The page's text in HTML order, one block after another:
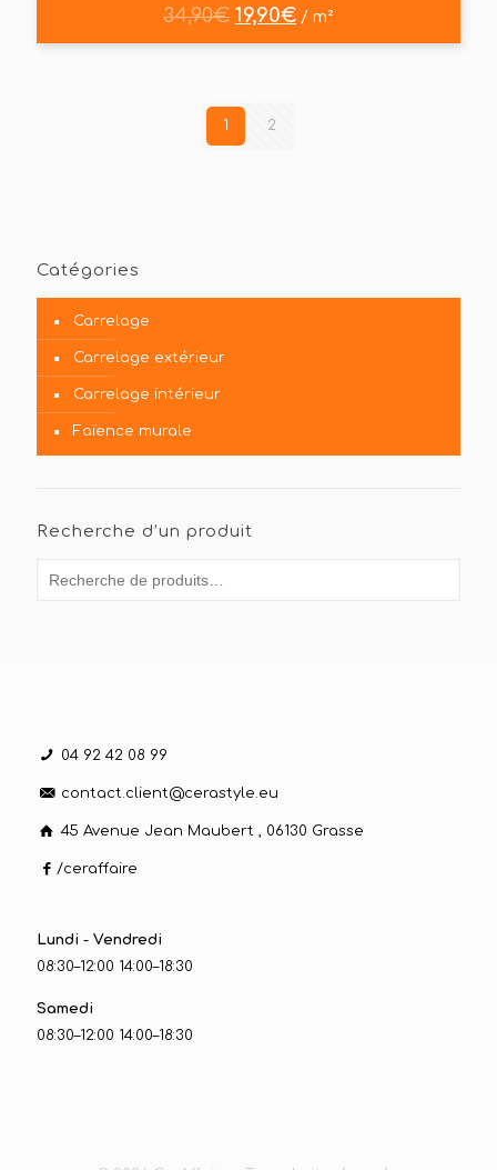
34,90€ 19,90€ / m²
1 2
Catégories
Carrelage
Carrelage extérieur
Carrelage intérieur
Faïence murale
Recherche d’un produit
04 92 42 08 99
contact.client@cerastyle.eu
45 Avenue Jean Maubert , 06130 Grasse
/ceraffaire
Lundi - Vendredi
08:30–12:00 14:00–18:30
Samedi
08:30–12:00 14:00–18:30